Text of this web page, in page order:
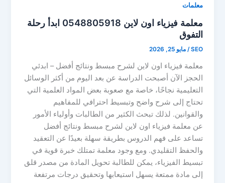
معلمات
معلمة فيزياء اون لاين 0548805918 ابدأ رحلة
التفوق
SEO
/مايو 25, 2026
معلمة فيزياء اون لاين لشرح مبسط ونتائج أفضل – ابدئي
الحجز الآن أصبحت الدراسة عن بعد اليوم من أكثر الوسائل
التعليمية نجاحًا، خاصة مع صعوبة بعض المواد العلمية التي
تحتاج إلى شرح واضح وتبسيط احترافي للمفاهيم
والقوانين. لذلك تبحث الكثير من الطالبات وأولياء الأمور
عن معلمة فيزياء اون لاين لشرح مبسط ونتائج أفضل
تساعد على فهم الدروس بطريقة سهلة بعيدًا عن التعقيد
والحفظ التقليدي. ومع وجود معلمة تمتلك خبرة قوية في
تبسيط الفيزياء، يمكن للطالبة تحويل المادة من مصدر قلق
إلى مادة ممتعة يسهل استيعابها وتحقيق درجات مرتفعة